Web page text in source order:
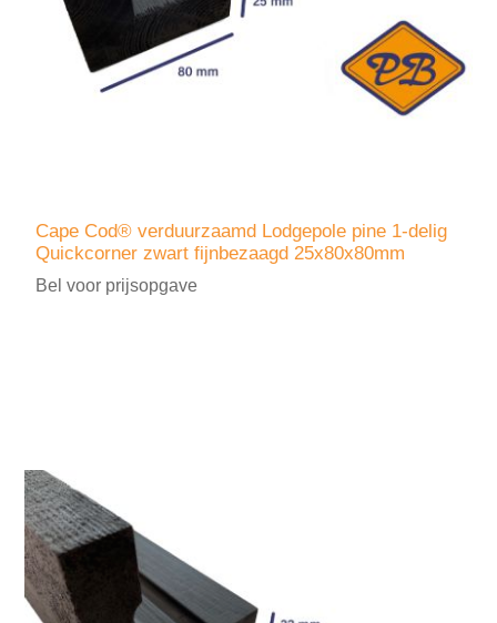
Cape Cod® verduurzaamd Lodgepole pine 1-delig
Quickcorner zwart fijnbezaagd 25x80x80mm
Bel voor prijsopgave